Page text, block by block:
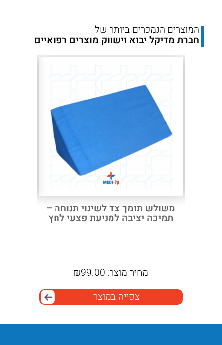
המוצרים הנמכרים ביותר של
חברת מדיקל יבוא וישווק מוצרים רפואיים
Previous
משולש תומך צד לשינוי תנוחה –
תמיכה יציבה למניעת פצעי לחץ
מחיר מוצר: ₪99.00
צפייה במוצר